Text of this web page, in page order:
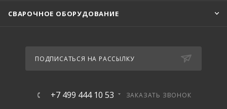
СВАРОЧНОЕ ОБОРУДОВАНИЕ
ПОДПИСАТЬСЯ НА РАССЫЛКУ
+7 499 444 10 53 ЗАКАЗАТЬ ЗВОНОК